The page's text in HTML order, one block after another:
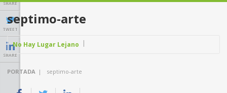
SHARE
TWEET
SHARE
septimo-arte
No Hay Lugar Lejano
PORTADA | septimo-arte